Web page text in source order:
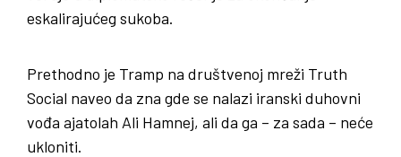
eskalirajućeg sukoba.
Prethodno je Tramp na društvenoj mreži Truth
Social naveo da zna gde se nalazi iranski duhovni
vođa ajatolah Ali Hamnej, ali da ga – za sada – neće
ukloniti.